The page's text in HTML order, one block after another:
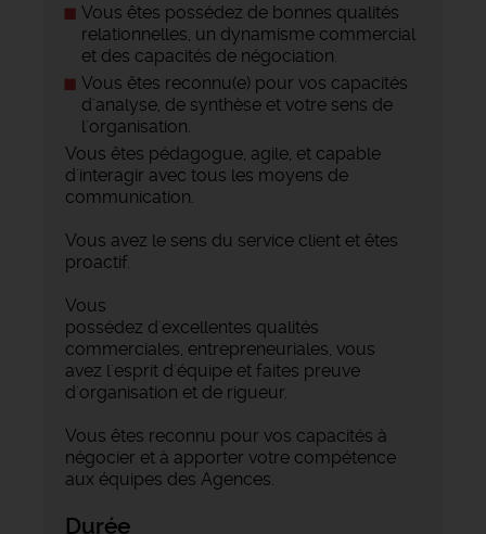
Vous êtes possédez de bonnes qualités
relationnelles, un dynamisme commercial
et des capacités de négociation.
Vous êtes reconnu(e) pour vos capacités
d'analyse, de synthèse et votre sens de
l'organisation.
Vous êtes pédagogue, agile, et capable
d'interagir avec tous les moyens de
communication.
Vous avez le sens du service client et êtes
proactif.
Vous
possédez d'excellentes qualités
commerciales, entrepreneuriales, vous
avez l'esprit d'équipe et faites preuve
d'organisation et de rigueur.
Vous êtes reconnu pour vos capacités à
négocier et à apporter votre compétence
aux équipes des Agences.
Durée